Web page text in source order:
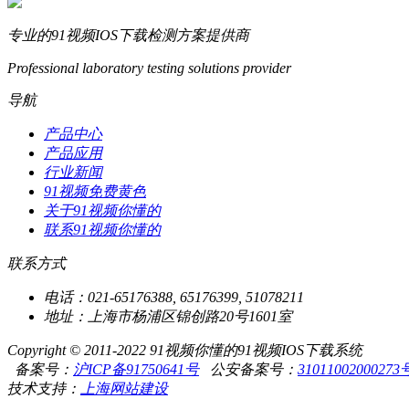
专业的91视频IOS下载检测方案提供商
Professional laboratory testing solutions provider
导航
产品中心
产品应用
行业新闻
91视频免费黄色
关于91视频你懂的
联系91视频你懂的
联系方式
电话：021-65176388, 65176399, 51078211
地址：上海市杨浦区锦创路20号1601室
Copyright © 2011-2022 91视频你懂的91视频IOS下载系统
备案号： 沪ICP备91750641号公安备案号： 31011002000273
技术支持：
上海网站建设